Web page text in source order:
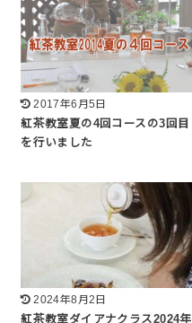
2017年6月5日
紅茶教室夏の4回コースの3回目
を行いました
2024年8月2日
紅茶教室ダイアナクラス2024年